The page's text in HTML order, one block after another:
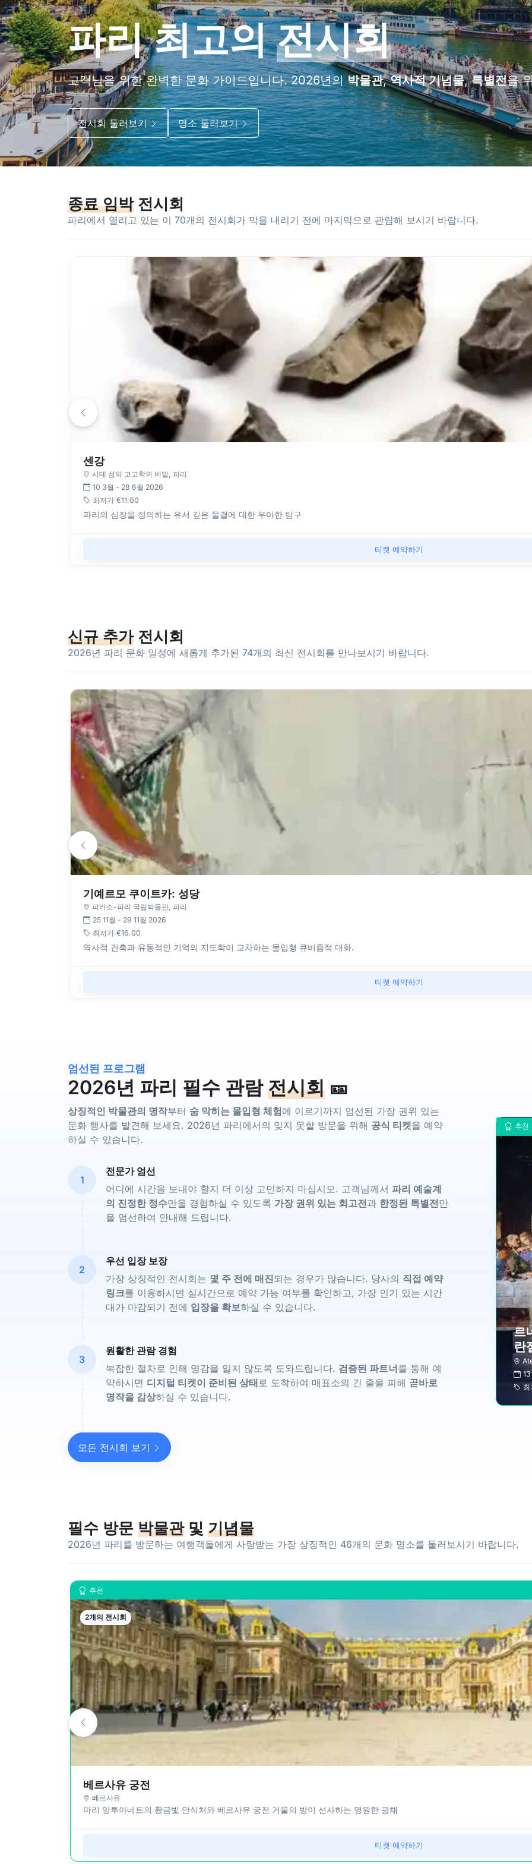
파리 최고의전시회
고객님을 위한 완벽한 문화 가이드입니다. 2026년의박물관,역사적 기념물,특별전을
전시회 둘러보기 명소 둘러보기
종료 임박전시회
파리에서 열리고 있는 이 70개의 전시회가 막을 내리기 전에 마지막으로 관람해 보시기 바랍니다.
센강
시테 섬의 고고학의 비밀 , 파리
10 3월 - 28 6월 2026
최저가 €11.00
파리의 심장을 정의하는 유서 깊은 물결에 대한 우아한 탐구
티켓 예약하기
신규 추가전시회
2026년 파리 문화 일정에 새롭게 추가된 74개의 최신 전시회를 만나보시기 바랍니다.
기예르모 쿠이트카: 성당
피카소-파리 국립박물관, 파리
25 11월 - 29 11월 2026
최저가 €16.00
역사적 건축과 유동적인 기억의 지도학이 교차하는 몰입형 큐비즘적 대화.
티켓 예약하기
엄선된 프로그램
2026년 파리 필수 관람전시회 🎫
상징적인 박물관의 명작부터 숨 막히는 몰입형 체험에 이르기까지 엄선된 가장 권위 있는
문화 행사를 발견해 보세요. 2026년 파리에서의 잊지 못할 방문을 위해 공식 티켓을 예약
하실 수 있습니다.
1
전문가 엄선
어디에 시간을 보내야 할지 더 이상 고민하지 마십시오. 고객님께서 파리 예술계
의 진정한 정수만을 경험하실 수 있도록 가장 권위 있는 회고전과 한정된 특별전만
을 엄선하여 안내해 드립니다.
2
우선 입장 보장
가장 상징적인 전시회는 몇 주 전에 매진되는 경우가 많습니다. 당사의 직접 예약
링크를 이용하시면 실시간으로 예약 가능 여부를 확인하고, 가장 인기 있는 시간
대가 마감되기 전에 입장을 확보하실 수 있습니다.
3
원활한 관람 경험
복잡한 절차로 인해 영감을 잃지 않도록 도와드립니다. 검증된 파트너를 통해 예
약하시면 디지털 티켓이 준비된 상태로 도착하여 매표소의 긴 줄을 피해 곧바로
명작을 감상하실 수 있습니다.
모든 전시회 보기
추천
르
란
필수 방문 박물관및 기념물
2026년 파리를 방문하는 여행객들에게 사랑받는 가장 상징적인 46개의 문화 명소를 둘러보시기 바랍니다.
추천
2개의 전시회
베르사유 궁전
베르사유
마리 앙투아네트의 황금빛 안식처와 베르사유 궁전 거울의 방이 선사하는 영원한 광채
티켓 예약하기